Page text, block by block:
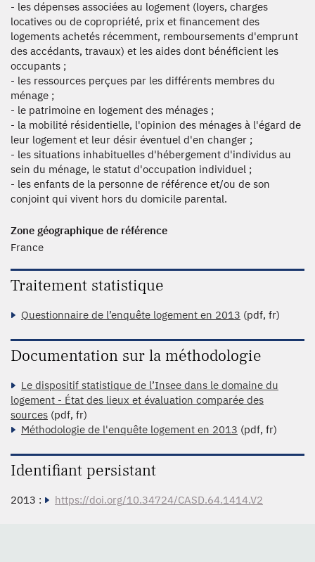
- les dépenses associées au logement (loyers, charges
locatives ou de copropriété, prix et financement des
logements achetés récemment, remboursements d'emprunt
des accédants, travaux) et les aides dont bénéficient les
occupants ;
- les ressources perçues par les différents membres du
ménage ;
- le patrimoine en logement des ménages ;
- la mobilité résidentielle, l'opinion des ménages à l'égard de
leur logement et leur désir éventuel d'en changer ;
- les situations inhabituelles d'hébergement d'individus au
sein du ménage, le statut d'occupation individuel ;
- les enfants de la personne de référence et/ou de son
conjoint qui vivent hors du domicile parental.
Zone géographique de référence
France
Traitement statistique
Questionnaire de l’enquête logement en 2013 (pdf, fr)
Documentation sur la méthodologie
Le dispositif statistique de l’Insee dans le domaine du
logement - État des lieux et évaluation comparée des
sources (pdf, fr)
Méthodologie de l'enquête logement en 2013 (pdf, fr)
Identifiant persistant
2013 : https://doi.org/10.34724/CASD.64.1414.V2